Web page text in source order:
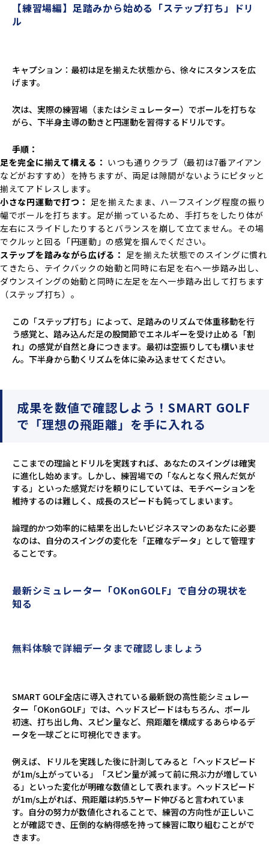
【練習場編】足踏みから始める「ステップ打ち」ドリ
ル
キャプション：最初は足を揃えた状態から、徐々にスタンスを広
げます。
次は、実際の練習場（またはシミュレーター）でボールを打ちな
がら、下半身主導の動きと円運動を習得するドリルです。
手順：
足を完全に揃えて構える： いつも通りクラブ（最初は7番アイアン
などがおすすめ）を持ちますが、両足は隙間がないようにピタッと
揃えてアドレスします。
小さな円運動で打つ： 足を揃えたまま、ハーフスイング程度の振り
幅でボールを打ちます。足が揃っているため、手打ちをしたり体が
左右にスライドしたりするとバランスを崩して立てません。その場
でクルッと回る「円運動」の感覚を掴んでください。
ステップを踏みながら広げる： 足を揃えた状態でのスイングに慣れ
てきたら、テイクバックの始動と同時に右足を右へ一歩踏み出し、
ダウンスイングの始動と同時に左足を左へ一歩踏み出して打ちます
（ステップ打ち）。
この「ステップ打ち」によって、足踏みのリズムで体重移動を行
う感覚と、踏み込んだ足の股関節でエネルギーを受け止める「割
れ」の感覚が自然と身につきます。最初は空振りしても構いませ
ん。下半身から動くリズムを体に染み込ませてください。
成果を数値で確認しよう！SMART GOLF
で「理想の飛距離」を手に入れる
ここまでの理論とドリルを実践すれば、あなたのスイングは確実
に進化し始めます。しかし、練習場での「なんとなく飛んだ気が
する」といった感覚だけを頼りにしていては、モチベーションを
維持するのは難しく、成長のスピードも鈍ってしまいます。
論理的かつ効率的に結果を出したいビジネスマンのあなたに必要
なのは、自分のスイングの変化を「正確なデータ」として管理す
ることです。
最新シミュレーター「OKonGOLF」で自分の現状を
知る
無料体験で詳細データまで確認しましょう
SMART GOLF全店に導入されている最新鋭の高性能シミュレー
ター「OKonGOLF」では、ヘッドスピードはもちろん、ボール
初速、打ち出し角、スピン量など、飛距離を構成するあらゆるデ
ータを一球ごとに可視化できます。
例えば、ドリルを実践した後に計測してみると「ヘッドスピード
が1m/s上がっている」「スピン量が減って前に飛ぶ力が増してい
る」といった変化が明確な数値として表れます。ヘッドスピード
が1m/s上がれば、飛距離は約5.5ヤード伸びると言われていま
す。自分の努力が数値化されることで、練習の方向性が正しいこ
とが確認でき、圧倒的な納得感を持って練習に取り組むことがで
きます。